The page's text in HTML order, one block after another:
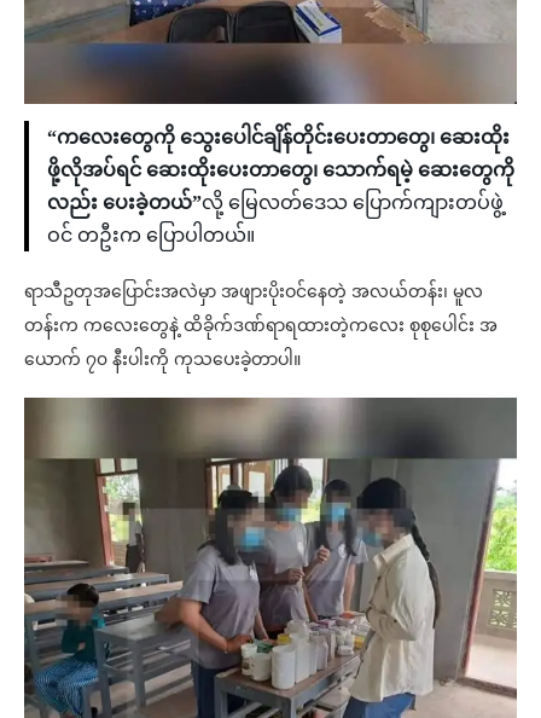
“ကလေးတွေကို သွေးပေါင်ချိန်တိုင်းပေးတာတွေ၊ ဆေးထိုး
ဖို့လိုအပ်ရင် ဆေးထိုးပေးတာတွေ၊ သောက်ရမဲ့ ဆေးတွေကို
လည်း ပေးခဲ့တယ်”လို့ မြေလတ်ဒေသ ပြောက်ကျားတပ်ဖွဲ့
ဝင် တဦးက ပြောပါတယ်။
ရာသီဥတုအပြောင်းအလဲမှာ အဖျားပိုးဝင်နေတဲ့ အလယ်တန်း၊ မူလ
တန်းက ကလေးတွေနဲ့ ထိခိုက်ဒဏ်ရာရထားတဲ့ကလေး စုစုပေါင်း အ
ယောက် ၇၀ နီးပါးကို ကုသပေးခဲ့တာပါ။